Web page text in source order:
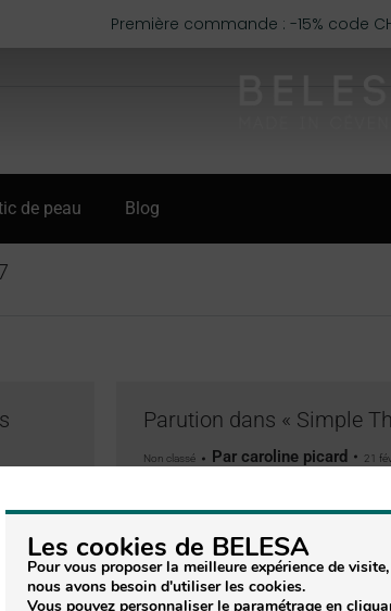
Première commande : -15% code
de peau Blog
ou
pour
Parution dans « Simple
Non classé Par caroline picard
21
cévenole, honnête et
de l’environnement en
régionaux et les actifs naturels,
Les cookies de BELESA
Pour vous proposer la meilleure expérience de visite,
nous avons besoin d'utiliser les cookies.
Vous pouvez personnaliser le paramétrage en